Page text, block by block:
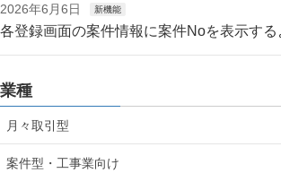
2026年6月6日 新機能
各登録画面の案件情報に案件Noを表示する
業種
月々取引型
案件型・工事業向け